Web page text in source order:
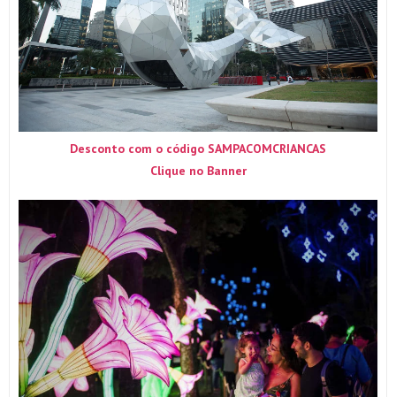
Desconto com o código SAMPACOMCRIANCAS
Clique no Banner